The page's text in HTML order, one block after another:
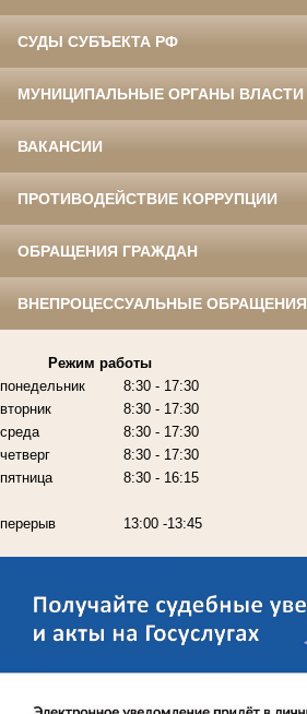
СУДЫ СУБЪЕКТА РФ
МУНИЦИПАЛЬНЫЕ ОРГАНЫ ВЛАСТИ
ВАКАНСИИ
ПРОТИВОДЕЙСТВИЕ КОРРУПЦИИ
ОБРАЩЕНИЯ ГРАЖДАН
ВНЕПРОЦЕССУАЛЬНЫЕ ОБРАЩЕНИЯ
Режим работы
понедельник
вторник
среда
четверг
пятница
перерыв
8:30 - 17:30
8:30 - 17:30
8:30 - 17:30
8:30 - 17:30
8:30 - 16:15
13:00 -13:45